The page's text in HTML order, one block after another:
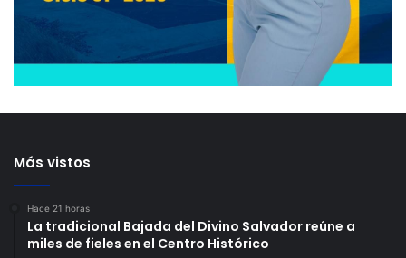
Más vistos
Hace 21 horas
La tradicional Bajada del Divino Salvador reúne a
miles de fieles en el Centro Histórico